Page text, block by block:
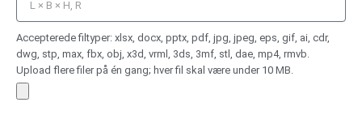
Accepterede filtyper: xlsx, docx, pptx, pdf, jpg, jpeg, eps, gif, ai, cdr,
dwg, stp, max, fbx, obj, x3d, vrml, 3ds, 3mf, stl, dae, mp4, rmvb.
Upload flere filer på én gang; hver fil skal være under 10 MB.